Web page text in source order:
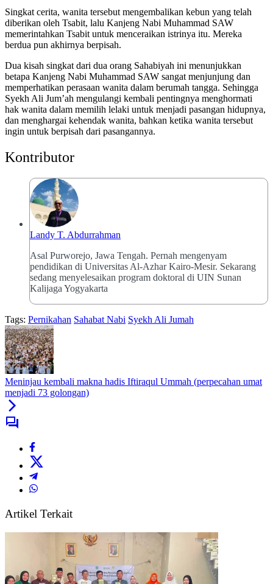
Singkat cerita, wanita tersebut mengembalikan kebun yang telah
diberikan oleh Tsabit, lalu Kanjeng Nabi Muhammad SAW
memerintahkan Tsabit untuk menceraikan istrinya itu. Mereka
berdua pun akhirnya berpisah.
Dua kisah singkat dari dua orang Sahabiyah ini menunjukkan
betapa Kanjeng Nabi Muhammad SAW sangat menjunjung dan
memperhatikan perasaan wanita dalam berumah tangga. Sehingga
Syekh Ali Jum’ah mengulangi kembali pentingnya menghormati
hak wanita dalam memilih lelaki untuk menjadi pasangan hidupnya,
dan menghargai kehendak wanita, bahkan ketika wanita tersebut
ingin untuk berpisah dari pasangannya.
Kontributor
Landy T. Abdurrahman
Asal Purworejo, Jawa Tengah. Pernah mengenyam
pendidikan di Universitas Al-Azhar Kairo-Mesir. Sekarang
sedang menyelesaikan program doktoral di UIN Sunan
Kalijaga Yogyakarta
Tags: Pernikahan Sahabat Nabi Syekh Ali Jumah
Meninjau kembali makna hadis Iftiraqul Ummah (perpecahan umat
menjadi 73 golongan)
Artikel Terkait